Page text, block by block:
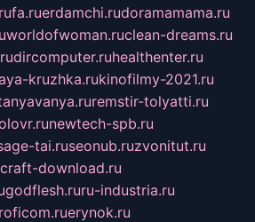
erdamchi.rudoramamama.ru
worldofwoman.ruclean-dreams.ru
dircomputer.ruhealthenter.ru
kruzhka.rukinofilmy-2021.ru
remstir-tolyatti.ru
newtech-spb.ru
tai.ruseonub.ruzvonitut.ru
download.ru
godflesh.ruru-industria.ru
erynok.ru